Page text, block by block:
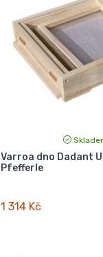
Varroa dno Dadant
Pfefferle
1 314 Kč